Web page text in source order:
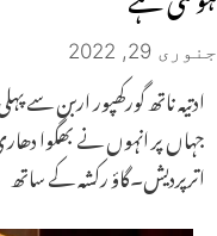
جنوری 29, 2022
ادتیہ ناتھ گورکھپور اربن سے
جہاں پر انہوں نے بھگوا
اترپردیش۔گاؤ رکشہ کے ساتھ